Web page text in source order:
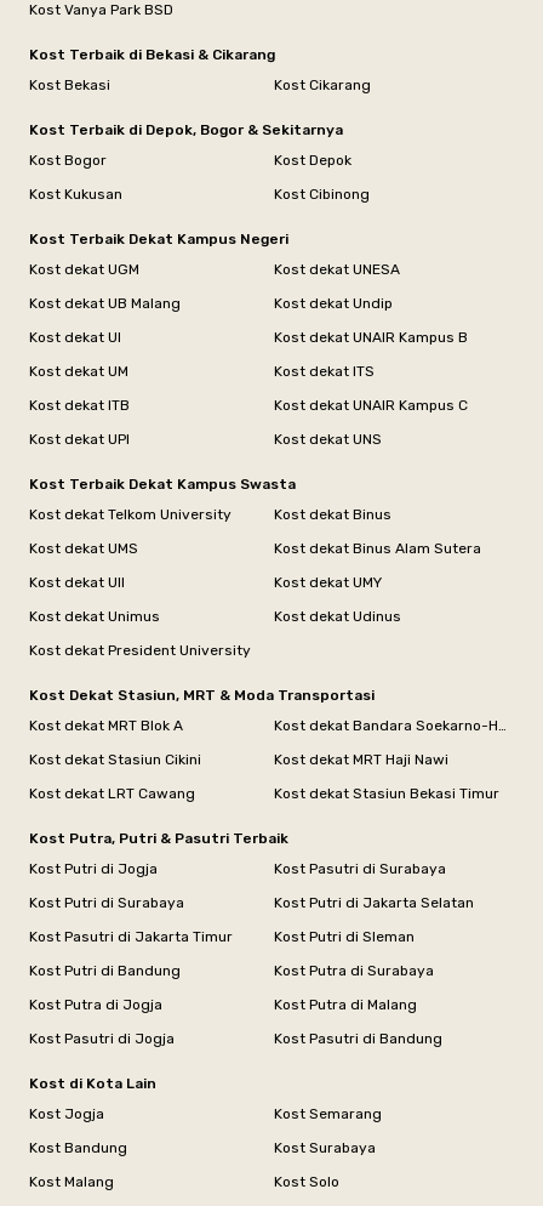
Kost Vanya Park BSD
Kost Terbaik di Bekasi & Cikarang
Kost Bekasi
Kost Cikarang
Kost Terbaik di Depok, Bogor & Sekitarnya
Kost Bogor
Kost Depok
Kost Kukusan
Kost Cibinong
Kost Terbaik Dekat Kampus Negeri
Kost dekat UGM
Kost dekat UNESA
Kost dekat UB Malang
Kost dekat Undip
Kost dekat UI
Kost dekat UNAIR Kampus B
Kost dekat UM
Kost dekat ITS
Kost dekat ITB
Kost dekat UNAIR Kampus C
Kost dekat UPI
Kost dekat UNS
Kost Terbaik Dekat Kampus Swasta
Kost dekat Telkom University
Kost dekat Binus
Kost dekat UMS
Kost dekat Binus Alam Sutera
Kost dekat UII
Kost dekat UMY
Kost dekat Unimus
Kost dekat Udinus
Kost dekat President University
Kost Dekat Stasiun, MRT & Moda Transportasi
Kost dekat MRT Blok A
Kost dekat Bandara Soekarno-Hatta
Kost dekat Stasiun Cikini
Kost dekat MRT Haji Nawi
Kost dekat LRT Cawang
Kost dekat Stasiun Bekasi Timur
Kost Putra, Putri & Pasutri Terbaik
Kost Putri di Jogja
Kost Pasutri di Surabaya
Kost Putri di Surabaya
Kost Putri di Jakarta Selatan
Kost Pasutri di Jakarta Timur
Kost Putri di Sleman
Kost Putri di Bandung
Kost Putra di Surabaya
Kost Putra di Jogja
Kost Putra di Malang
Kost Pasutri di Jogja
Kost Pasutri di Bandung
Kost di Kota Lain
Kost Jogja
Kost Semarang
Kost Bandung
Kost Surabaya
Kost Malang
Kost Solo